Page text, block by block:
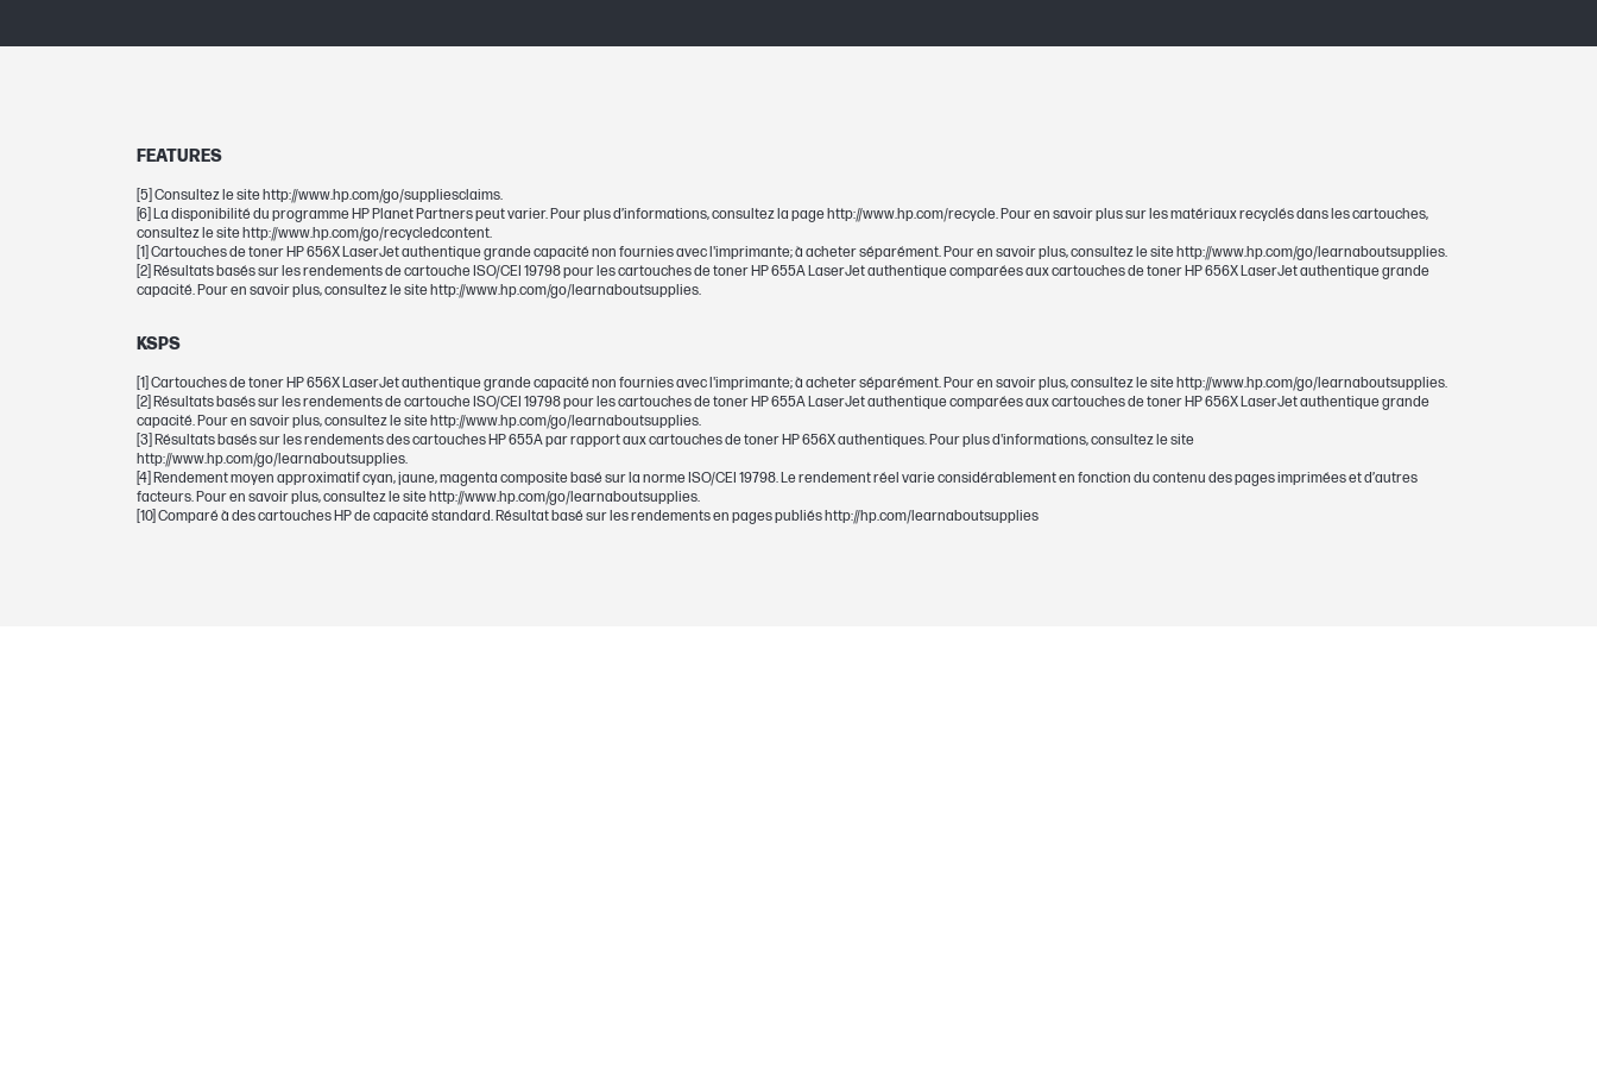
couleur à bulles
Dimensions minimales (L x P x H)
Dimensions de l'emballage (L x P x H)
378 x 163 x 192 mm
POIDS
Poids
1,18 kg
Poids du carton/paquet
1,62 kg
FEATURES
[5] Consultez le site http://www.hp.com/go/suppliesclaims.
[6] La disponibilité du programme HP Planet Partners peut varier. Pour plus d’informations, consultez la page http://www.hp.com/recycle. Pour en savoir plus sur les matériaux recyclés dans les cartouches,
consultez le site http://www.hp.com/go/recycledcontent.
[1] Cartouches de toner HP 656X LaserJet authentique grande capacité non fournies avec l'imprimante; à acheter séparément. Pour en savoir plus, consultez le site http://www.hp.com/go/learnaboutsupplies.
[2] Résultats basés sur les rendements de cartouche ISO/CEI 19798 pour les cartouches de toner HP 655A LaserJet authentique comparées aux cartouches de toner HP 656X LaserJet authentique grande
capacité. Pour en savoir plus, consultez le site http://www.hp.com/go/learnaboutsupplies.
KSPS
[1] Cartouches de toner HP 656X LaserJet authentique grande capacité non fournies avec l'imprimante; à acheter séparément. Pour en savoir plus, consultez le site http://www.hp.com/go/learnaboutsupplies.
[2] Résultats basés sur les rendements de cartouche ISO/CEI 19798 pour les cartouches de toner HP 655A LaserJet authentique comparées aux cartouches de toner HP 656X LaserJet authentique grande
capacité. Pour en savoir plus, consultez le site http://www.hp.com/go/learnaboutsupplies.
[3] Résultats basés sur les rendements des cartouches HP 655A par rapport aux cartouches de toner HP 656X authentiques. Pour plus d'informations, consultez le site
http://www.hp.com/go/learnaboutsupplies.
[4] Rendement moyen approximatif cyan, jaune, magenta composite basé sur la norme ISO/CEI 19798. Le rendement réel varie considérablement en fonction du contenu des pages imprimées et d’autres
facteurs. Pour en savoir plus, consultez le site http://www.hp.com/go/learnaboutsupplies.
[10] Comparé à des cartouches HP de capacité standard. Résultat basé sur les rendements en pages publiés http://hp.com/learnaboutsupplies